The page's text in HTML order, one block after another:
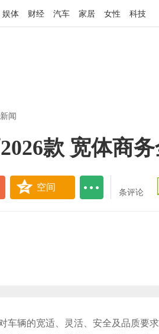
娱体 财经 汽车 家居 女性 科技
新闻
款 宽体商
空间
条评论
车辆的宽适、灵活、安全及品质要